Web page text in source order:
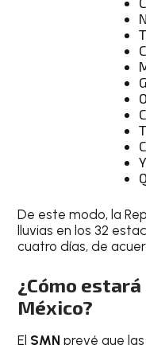
De este modo, la
lluvias en los 32
cuatro días, de
¿Cómo
México?
El SMN prevé que